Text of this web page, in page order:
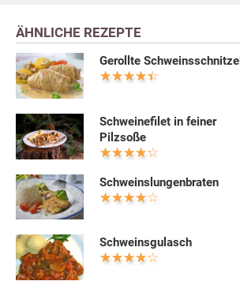
ÄHNLICHE REZEPTE
Gerollte Schweinsschnitzel
Schweinefilet in feiner
Pilzsoße
Schweinslungenbraten
Schweinsgulasch